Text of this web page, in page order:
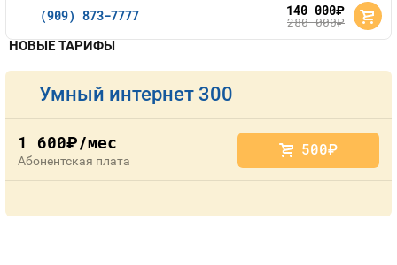
(909) 873-7777 140 000руб.
280 000руб.
НОВЫЕ ТАРИФЫ
Умный интернет 300
1 600руб./мес
Абонентская плата
500руб.